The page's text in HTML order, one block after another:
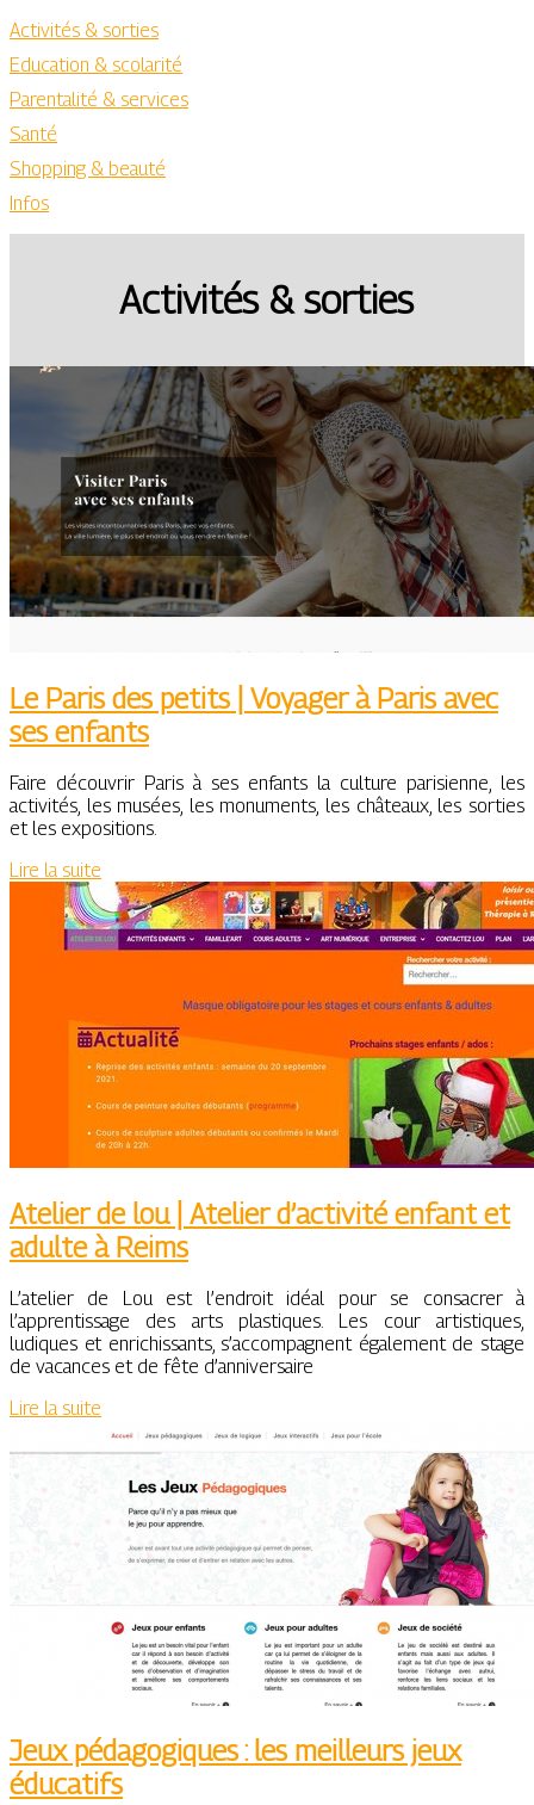
Activités & sorties
Education & scolarité
Parentalité & services
Santé
Shopping & beauté
Infos
Activités & sorties
Le Paris des petits | Voyager à Paris avec
ses enfants
Faire découvrir Paris à ses enfants la culture parisienne, les
activités, les musées, les monuments, les châteaux, les sorties
et les expositions.
Lire la suite
Atelier de lou | Atelier d’activité enfant et
adulte à Reims
L’atelier de Lou est l’endroit idéal pour se consacrer à
l’apprentissage des arts plastiques. Les cour artistiques,
ludiques et enrichissants, s’accompagnent également de stage
de vacances et de fête d’anniversaire
Lire la suite
Jeux pédagogiques : les meilleurs jeux
éducatifs